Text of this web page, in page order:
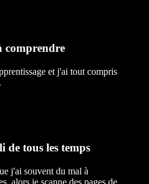
comprendre
et j'ai tout compris
de tous les temps
j'ai souvent du mal à
alors je scanne des pages de